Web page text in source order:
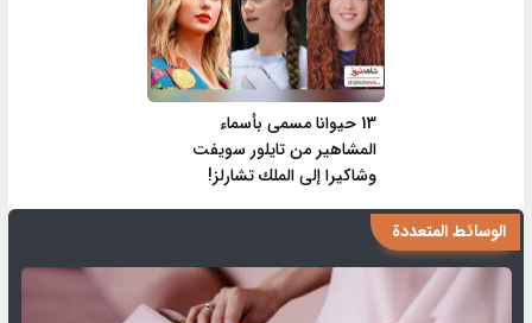
13 حيوانا مسمى بأسماء
المشاهير من تايلور سويفت
وشاكيرا إلى الملك تشارلز!
الوسائط المتعددة